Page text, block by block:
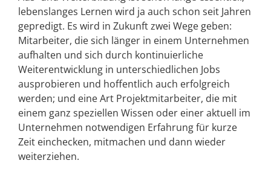
lebenslanges Lernen wird ja auch schon seit Jahren
gepredigt. Es wird in Zukunft zwei Wege geben:
Mitarbeiter, die sich länger in einem Unternehmen
aufhalten und sich durch kontinuierliche
Weiterentwicklung in unterschiedlichen Jobs
ausprobieren und hoffentlich auch erfolgreich
werden; und eine Art Projektmitarbeiter, die mit
einem ganz speziellen Wissen oder einer aktuell im
Unternehmen notwendigen Erfahrung für kurze
Zeit einchecken, mitmachen und dann wieder
weiterziehen.